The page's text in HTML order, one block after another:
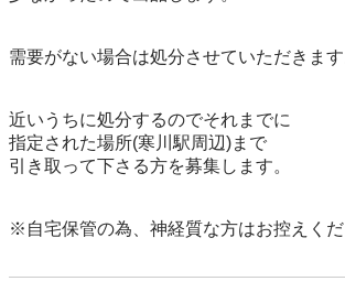
需要がない場合は処分させていただきます
近いうちに処分するのでそれまでに
指定された場所(寒川駅周辺)まで
引き取って下さる方を募集します。
※自宅保管の為、神経質な方はお控えくだ